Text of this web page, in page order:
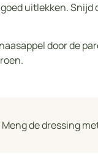
uitlekken.
door de
de dressing